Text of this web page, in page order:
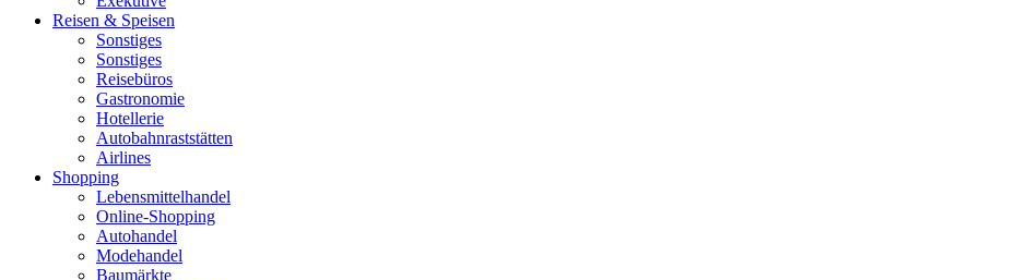
Reisen & Speisen
Sonstiges
Sonstiges
Reisebüros
Gastronomie
Hotellerie
Autobahnraststätten
Airlines
Shopping
Lebensmittelhandel
Online-Shopping
Autohandel
Modehandel
Baumärkte